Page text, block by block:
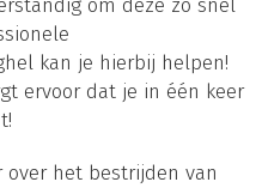
om deze zo snel
kan je hierbij helpen!
ervoor dat je in één keer
over het bestrijden van